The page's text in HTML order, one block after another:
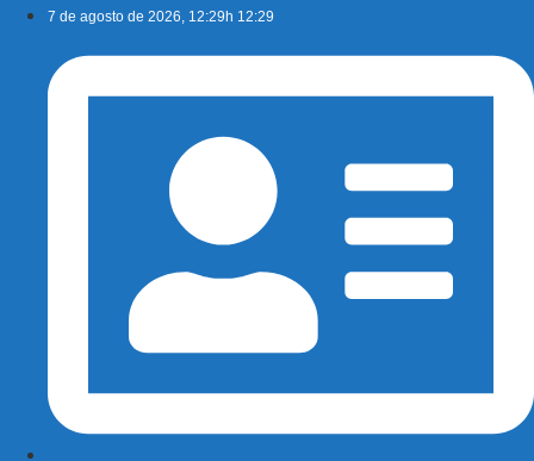
conteúdo
7 de agosto de 2026, 12:29h 12:29